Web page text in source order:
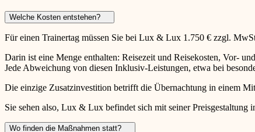
Welche Kosten entstehen?
Für einen Trainertag müssen Sie bei Lux & Lux 1.750 € zzgl.
Darin ist eine Menge enthalten: Reisezeit und Reisekosten, Vor-
Jede Abweichung von diesen Inklusiv-Leistungen, etwa bei
Die einzige Zusatzinvestition betrifft die Übernachtung in einem
Sie sehen also, Lux & Lux befindet sich mit seiner
Wo finden die Maßnahmen statt?